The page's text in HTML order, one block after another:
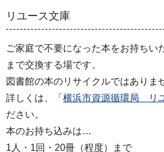
リユース文庫
ご家庭で不要になった本をお持ちい
まで交換する場です。
図書館の本のリサイクルではありま
詳しくは、「 横浜市資源循環局 リ
ださい。
本のお持ち込みは…
1人・1回・20冊（程度）まで